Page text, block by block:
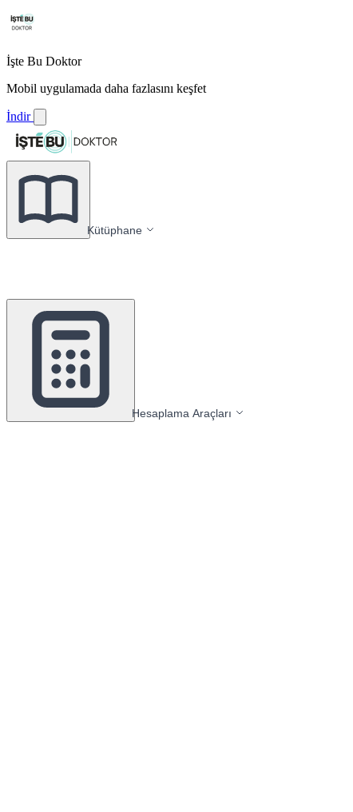
İşte Bu Doktor
Mobil uygulamada daha fazlasını keşfet
İndir
Kütüphane
Hesaplama Araçları